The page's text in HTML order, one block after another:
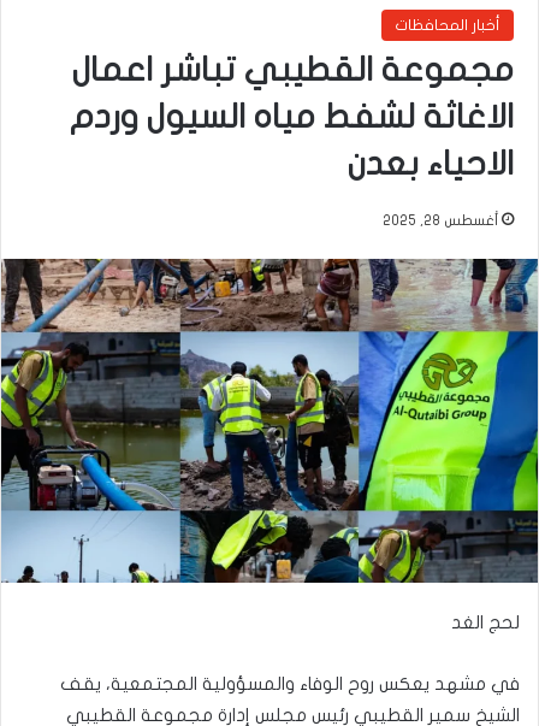
أخبار المحافظات
مجموعة القطيبي تباشر اعمال
الاغاثة لشفط مياه السيول وردم
الاحياء بعدن
أغسطس 28, 2025
لحج الغد
في مشهد يعكس روح الوفاء والمسؤولية المجتمعية، يقف
الشيخ سمير القطيبي رئيس مجلس إدارة مجموعة القطيبي